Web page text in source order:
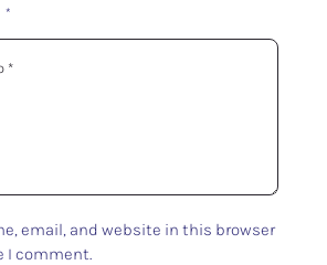
*
email, and website in this browser
I comment.